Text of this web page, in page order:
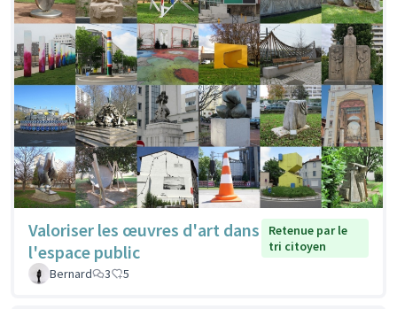
Valoriser les œuvres d'art dans
l'espace public
Retenue par le
tri citoyen
Bernard
3 5